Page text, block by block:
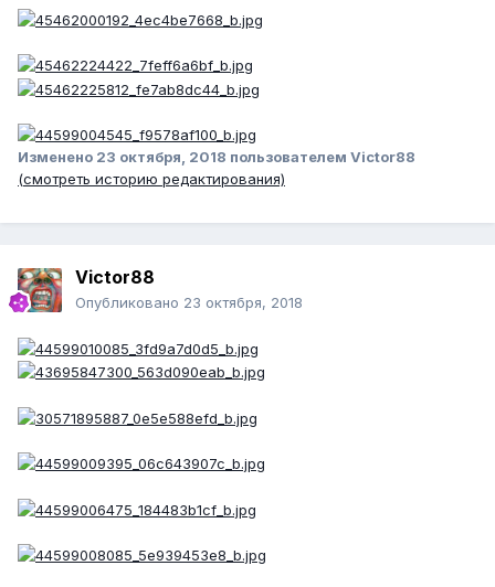
Изменено 23 октября, 2018 пользователем Victor88
(смотреть историю редактирования)
Victor88
Опубликовано 23 октября, 2018